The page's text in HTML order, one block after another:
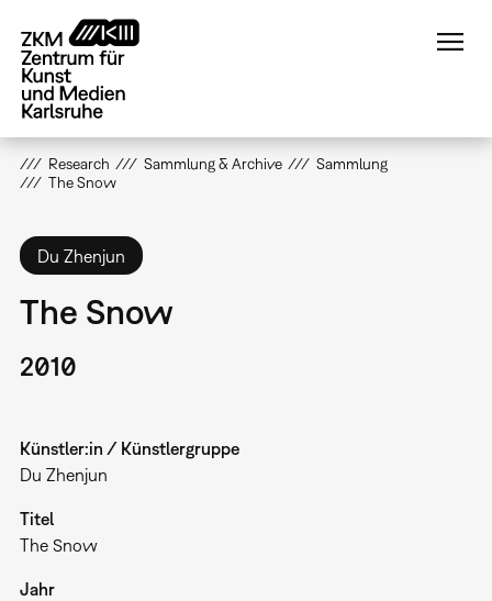
zum
Inhalt
Research Sammlung & Archive
Sammlung
The Snow
Du Zhenjun
The Snow
2010
Künstler:in / Künstlergruppe
Du Zhenjun
Titel
The Snow
Jahr